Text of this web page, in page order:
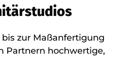
zur Maßanfertigung
Partnern hochwertige,